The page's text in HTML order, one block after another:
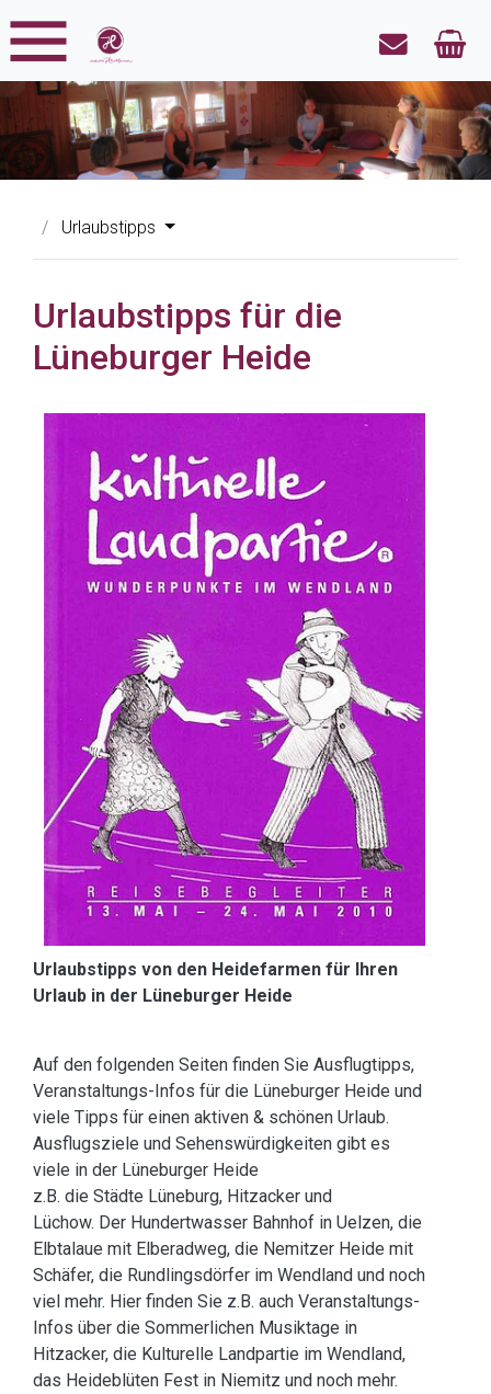
Urlaubstipps
Urlaubstipps für die
Lüneburger Heide
Urlaubstipps von den Heidefarmen für Ihren
Urlaub in der Lüneburger Heide
Auf den folgenden Seiten finden Sie Ausflugtipps,
Veranstaltungs-Infos für die Lüneburger Heide und
viele Tipps für einen aktiven & schönen Urlaub.
Ausflugsziele und Sehenswürdigkeiten gibt es
viele in der Lüneburger Heide
z.B. die Städte Lüneburg, Hitzacker und
Lüchow. Der Hundertwasser Bahnhof in Uelzen, die
Elbtalaue mit Elberadweg, die Nemitzer Heide mit
Schäfer, die Rundlingsdörfer im Wendland und noch
viel mehr. Hier finden Sie z.B. auch Veranstaltungs-
Infos über die Sommerlichen Musiktage in
Hitzacker, die Kulturelle Landpartie im Wendland,
das Heideblüten Fest in Niemitz und noch mehr.